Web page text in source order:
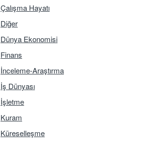
Çalışma Hayatı
Diğer
Dünya Ekonomisi
Finans
İnceleme-Araştırma
İş Dünyası
İşletme
Kuram
Küreselleşme